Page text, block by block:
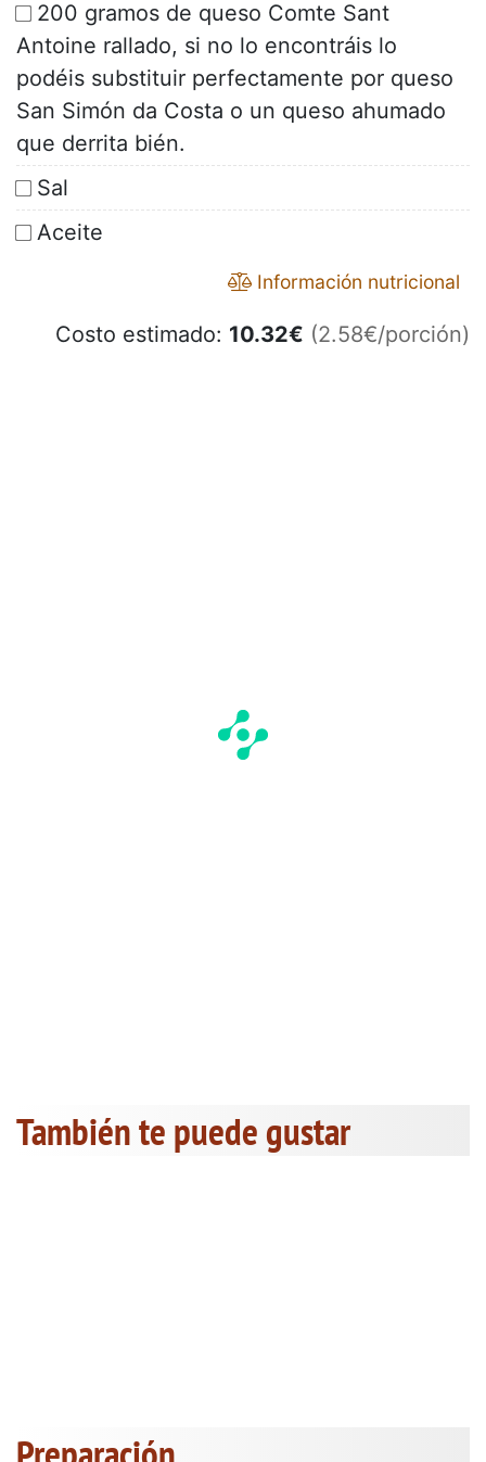
200 gramos de queso Comte Sant
Antoine rallado, si no lo encontráis lo
podéis substituir perfectamente por queso
San Simón da Costa o un queso ahumado
que derrita bién.
Sal
Aceite
Información nutricional
Costo estimado: 10.32€ (2.58€/porción)
También te puede gustar